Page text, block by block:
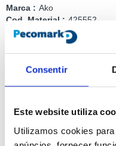
Consentir
Este website utiliza
Utilizamos cookies
Marca : Ako
Cod. Material : 425552
Modelo : AKO-57625-1
639
Adicionar ao
Documentação